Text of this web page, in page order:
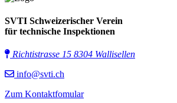
SVTI Schweizerischer Verein
für technische Inspektionen
Richtistrasse 15 8304 Wallisellen
info@svti.ch
Zum Kontaktfomular